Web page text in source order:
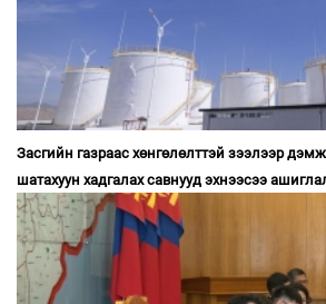
Засгийн газраас хөнгөлөлттэй зээлээр
шатахуун хадгалах савнууд эхнээсээ